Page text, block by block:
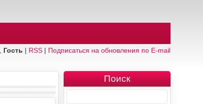
Гость | RSS| Подписаться на обновления по E-mail
Поиск